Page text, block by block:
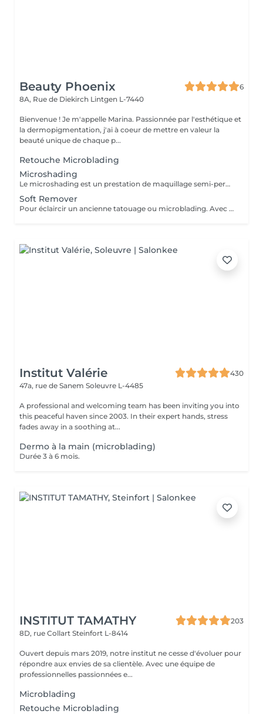
Beauty Phoenix
6
8A, Rue de Diekirch Lintgen L-7440
Bienvenue ! Je m'appelle Marina. Passionnée par l'esthétique et
la dermopigmentation, j'ai à coeur de mettre en valeur la
beauté unique de chaque p...
Retouche Microblading
Microshading
Le microshading est un prestation de maquillage semi-permanent. Pour sublimer votre regard, harmoniser votre ligne de sourcils. Rendu visuel affect poudrée.
Soft Remover
Pour éclaircir un ancienne tatouage ou microblading. Avec un technique non invasive pour la peau. No! Laser
Institut Valérie
430
47a, rue de Sanem Soleuvre L-4485
A professional and welcoming team has been inviting you into
this peaceful haven since 2003. In their expert hands, stress
fades away in a soothing at...
Dermo à la main (microblading)
Durée 3 à 6 mois.
INSTITUT TAMATHY
203
8D, rue Collart Steinfort L-8414
Ouvert depuis mars 2019, notre institut ne cesse d'évoluer pour
répondre aux envies de sa clientèle. Avec une équipe de
professionnelles passionnées e...
Microblading
Retouche Microblading